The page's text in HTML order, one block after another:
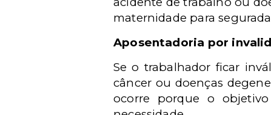
maternidade para
Aposentadoria por
Se o trabalhador ficar
câncer ou doenças
ocorre porque o